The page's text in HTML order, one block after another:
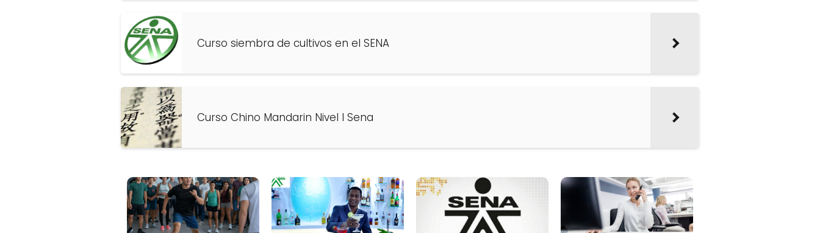
Curso siembra de cultivos en el SENA
Curso Chino Mandarin Nivel I Sena